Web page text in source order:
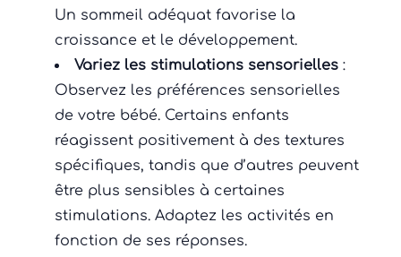
Un sommeil adéquat favorise la
croissance et le développement.
Variez les stimulations sensorielles:
Observez les préférences sensorielles
de votre bébé. Certains enfants
réagissent positivement à des textures
spécifiques, tandis que d’autres peuvent
être plus sensibles à certaines
stimulations. Adaptez les activités en
fonction de ses réponses.